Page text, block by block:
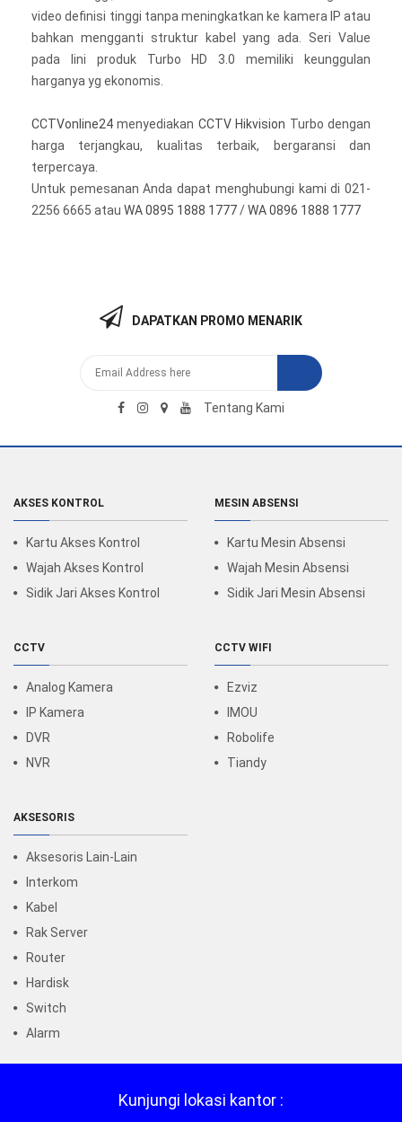
video definisi tinggi tanpa meningkatkan ke kamera IP atau
bahkan mengganti struktur kabel yang ada. Seri Value
pada lini produk Turbo HD 3.0 memiliki keunggulan
harganya yg ekonomis.
CCTVonline24 menyediakan CCTV Hikvision Turbo dengan
harga terjangkau, kualitas terbaik, bergaransi dan
terpercaya.
Untuk pemesanan Anda dapat menghubungi kami di 021-
2256 6665 atau WA 0895 1888 1777/WA 0896 1888 1777
DAPATKAN PROMO MENARIK
Tentang Kami
AKSES KONTROL
Kartu Akses Kontrol
Wajah Akses Kontrol
Sidik Jari Akses Kontrol
MESIN ABSENSI
Kartu Mesin Absensi
Wajah Mesin Absensi
Sidik Jari Mesin Absensi
CCTV
Analog Kamera
IP Kamera
DVR
NVR
CCTV WIFI
Ezviz
IMOU
Robolife
Tiandy
AKSESORIS
Aksesoris Lain-Lain
Interkom
Kabel
Rak Server
Router
Hardisk
Switch
Alarm
Kunjungi lokasi kantor :